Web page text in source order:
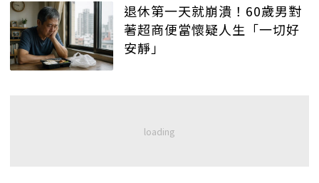
退休第一天就崩潰！60歲男對
著超商便當懷疑人生「一切好
安靜」